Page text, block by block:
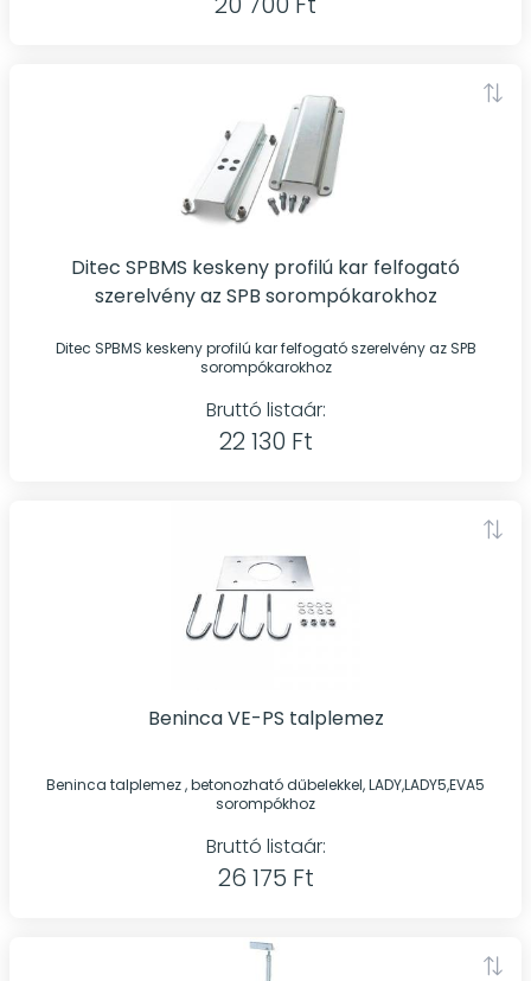
Ditec SPBMS keskeny profilú kar felfogató
szerelvény az SPB sorompókarokhoz
Ditec SPBMS keskeny profilú kar felfogató szerelvény az SPB
sorompókarokhoz
Bruttó listaár:
22 130 Ft
Beninca VE-PS talplemez
Beninca talplemez , betonozható dűbelekkel, LADY,LADY5,EVA5
sorompókhoz
Bruttó listaár:
26 175 Ft